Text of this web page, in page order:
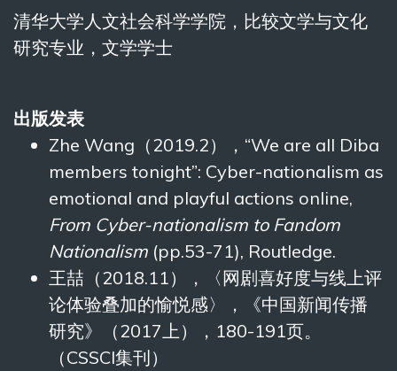
清华大学人文社会科学学院，比较文学与文化
研究专业，文学学士
出版发表
Zhe Wang（2019.2），“We are all Diba
members tonight”: Cyber-nationalism as
emotional and playful actions online,
From Cyber-nationalism to Fandom
Nationalism (pp.53-71), Routledge.
王喆（2018.11），〈网剧喜好度与线上评
论体验叠加的愉悦感〉，《中国新闻传播
研究》（2017上），180-191页。
（CSSCI集刊）